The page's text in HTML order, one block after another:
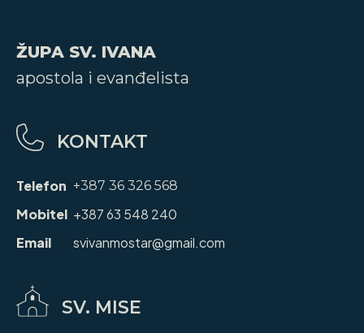
ŽUPA SV. IVANA
apostola i evanđelista
KONTAKT
Telefon +387 36 326 568
Mobitel +387 63 548 240
Email
svivanmostar@gmail.com
SV. MISE